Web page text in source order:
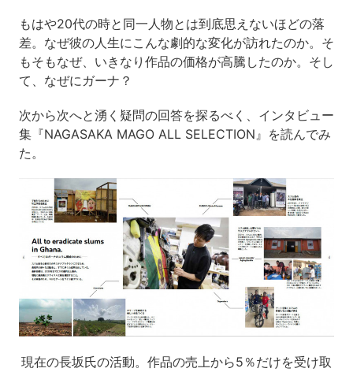
もはや20代の時と同一人物とは到底思えないほどの落
差。なぜ彼の人生にこんな劇的な変化が訪れたのか。そ
もそもなぜ、いきなり作品の価格が高騰したのか。そし
て、なぜにガーナ？
次から次へと湧く疑問の回答を探るべく、インタビュー
集『NAGASAKA MAGO ALL SELECTION』を読んでみ
た。
現在の長坂氏の活動。作品の売上から5％だけを受け取